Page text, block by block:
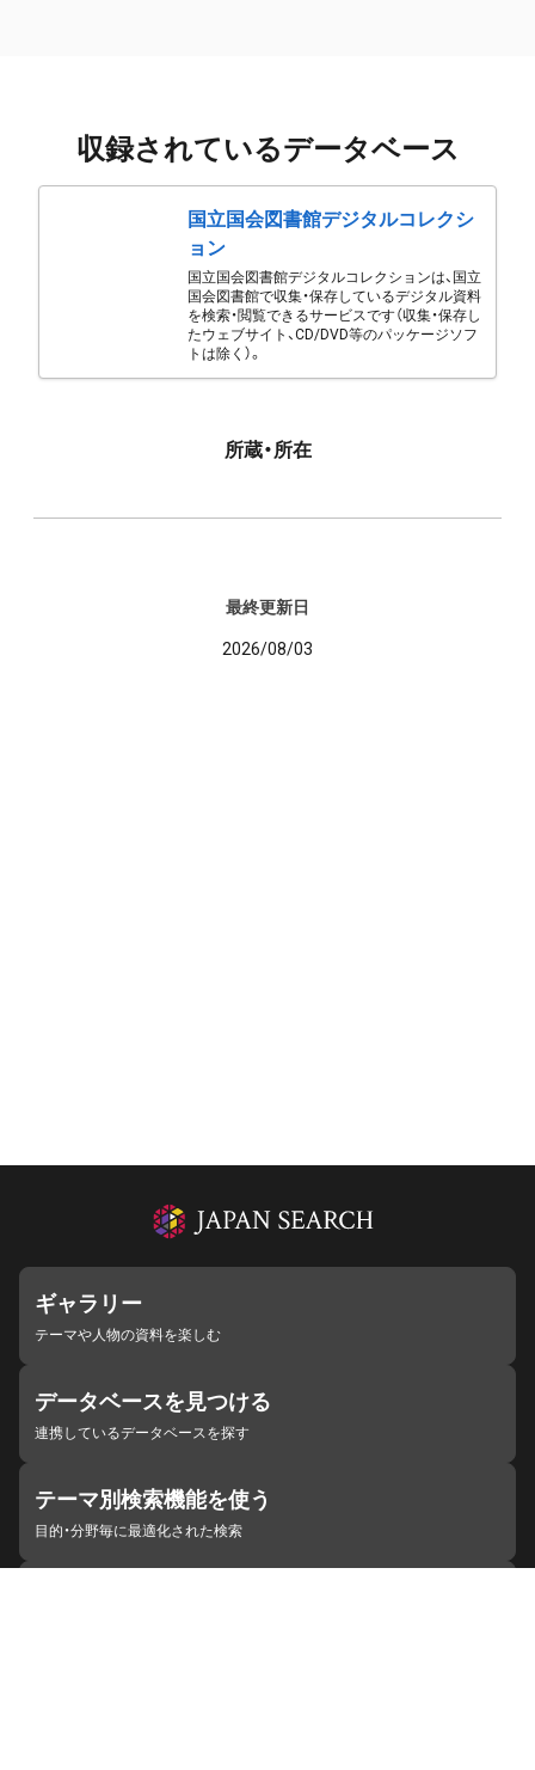
収録されているデータベース
国立国会図書館デジタルコレクシ
ョン
国立国会図書館デジタルコレクションは、国立
国会図書館で収集・保存しているデジタル資料
を検索・閲覧できるサービスです（収集・保存し
たウェブサイト、CD/DVD等のパッケージソフ
トは除く）。
所蔵・所在
最終更新日
2026/08/03
ギャラリー
テーマや人物の資料を楽しむ
データベースを見つける
連携しているデータベースを探す
テーマ別検索機能を使う
目的・分野毎に最適化された検索